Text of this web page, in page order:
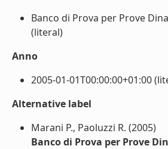
Banco di Prova per Prove
(literal)
Anno
2005-01-01T00:00:00+01:00
Alternative label
Marani P., Paoluzzi R. (2005)
Banco di Prova per Prove